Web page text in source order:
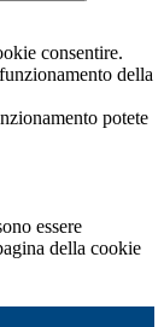
consentire.
della
potete
essere
della cookie